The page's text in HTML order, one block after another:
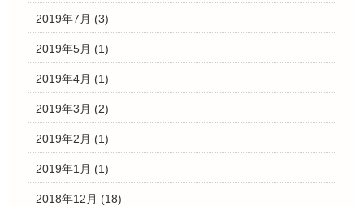
2019年7月 (3)
2019年5月 (1)
2019年4月 (1)
2019年3月 (2)
2019年2月 (1)
2019年1月 (1)
2018年12月 (18)